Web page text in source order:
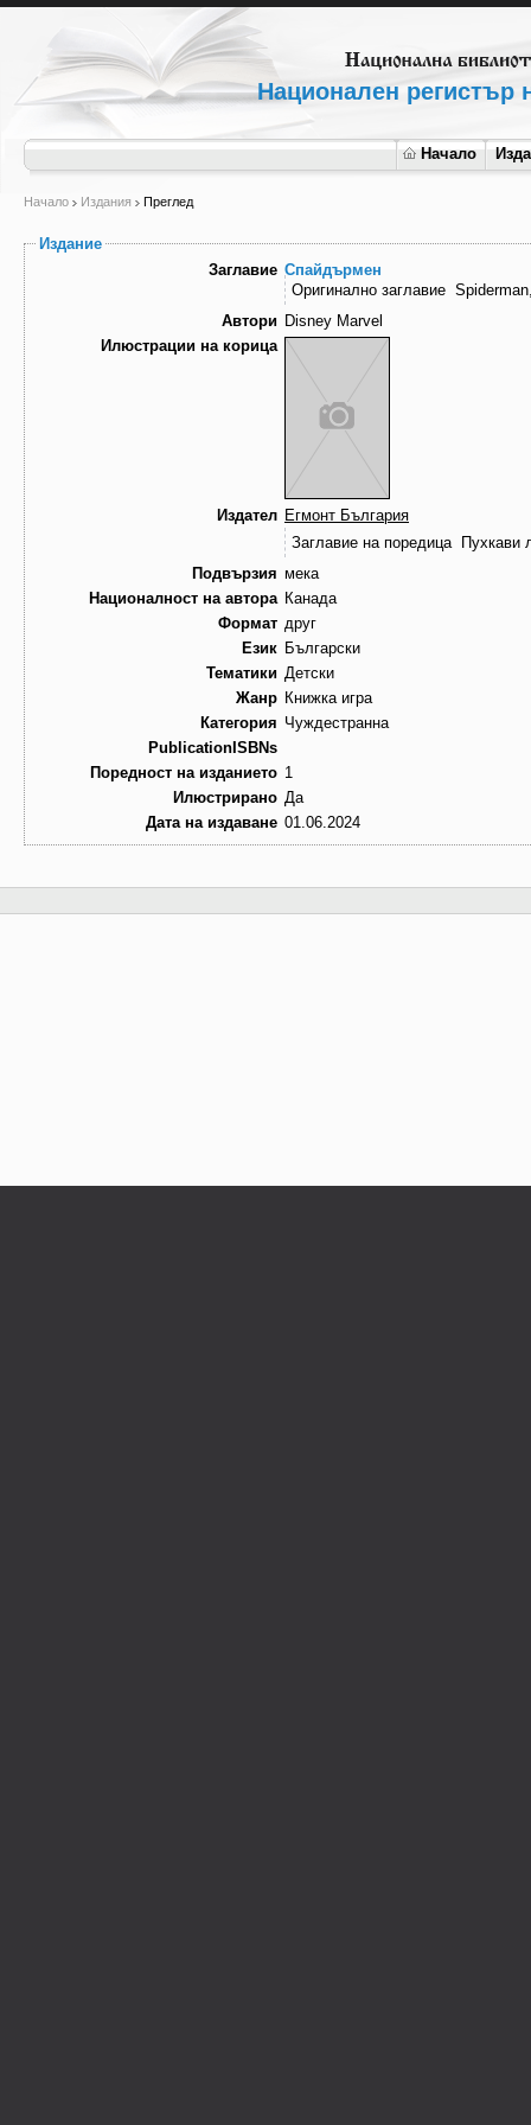
Национален регистър
Начало
Начало Издания Преглед
Издание
Заглавие Спайдърмен
Оригинално заглавие
Автори Disney Marvel
Илюстрации на корица
Издател Егмонт България
Заглавие на поредица
Пухкави
Подвързия мека
Националност на автора Канада
Формат друг
Език Български
Тематики Детски
Жанр Книжка игра
Категория Чуждестранна
PublicationISBNs
Поредност на изданието 1
Илюстрирано Да
Дата на издаване 01.06.2024